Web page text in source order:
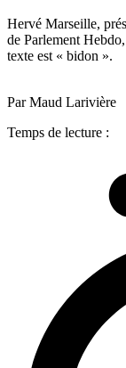
Hervé Marseille,
de Parlement
texte est « bidon ».
Par Maud Larivière
Temps de lecture :